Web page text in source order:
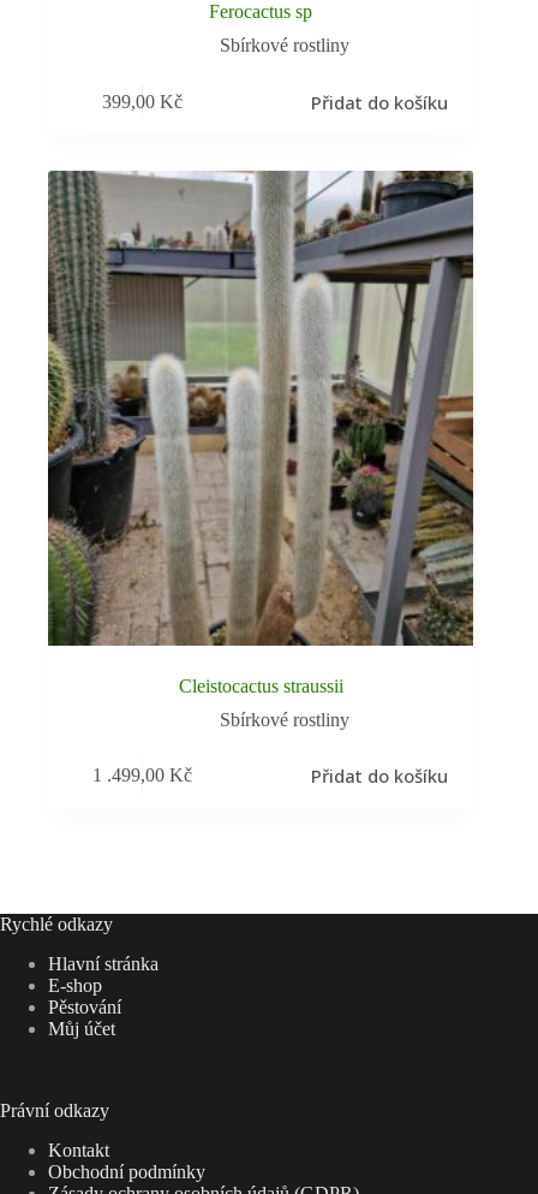
Ferocactus sp
Sbírkové rostliny
399,00Kč Přidat do košíku
Cleistocactus straussii
Sbírkové rostliny
1 .499,00Kč Přidat do košíku
Rychlé odkazy
Hlavní stránka
E-shop
Pěstování
Můj účet
Právní odkazy
Kontakt
Obchodní podmínky